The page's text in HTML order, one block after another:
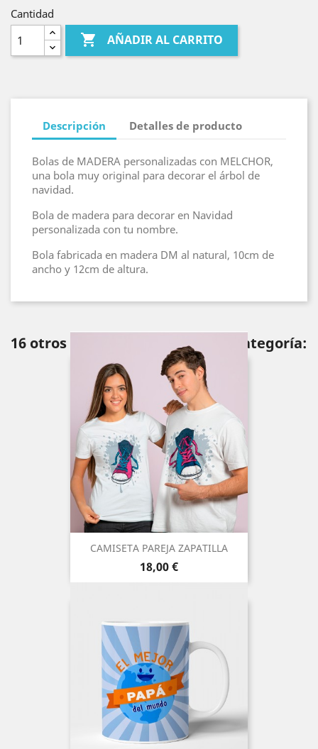
Cantidad
 AÑADIR AL CARRITO
Descripción Detalles de producto
Bolas de MADERA personalizadas con MELCHOR,
una bola muy original para decorar el árbol de
navidad.
Bola de madera para decorar en Navidad
personalizada con tu nombre.
Bola fabricada en madera DM al natural, 10cm de
ancho y 12cm de altura.
16 otros productos en la misma categoría:
CAMISETA PAREJA ZAPATILLA
Precio
18,00 €